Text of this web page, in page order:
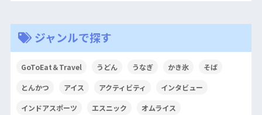
ジャンルで探す
GoToEat＆Travel うどん うなぎ かき氷 そば
とんかつ アイス アクティビティ インタビュー
インドアスポーツ エスニック オムライス